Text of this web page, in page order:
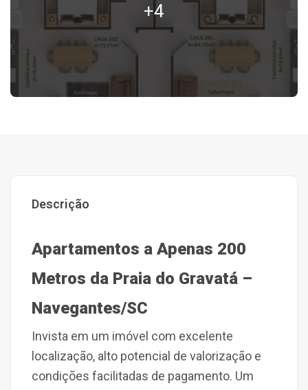
+4
Descrição
Apartamentos a Apenas 200
Metros da Praia do Gravatá –
Navegantes/SC
Invista em um imóvel com excelente
localização, alto potencial de valorização e
condições facilitadas de pagamento. Um